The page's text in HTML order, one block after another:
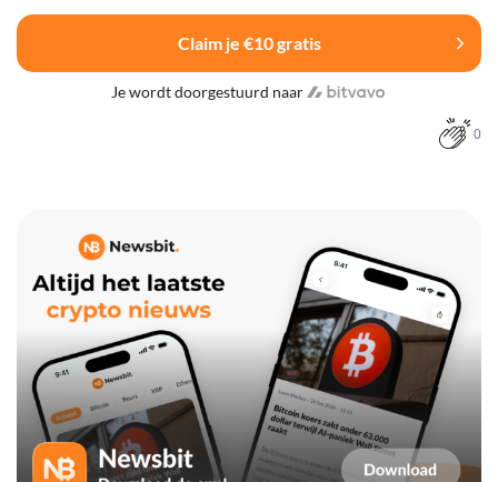
Claim je €10 gratis
Je wordt doorgestuurd naar
0